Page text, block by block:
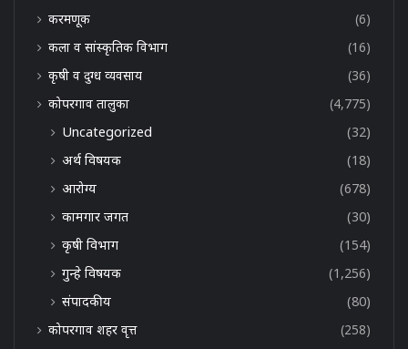
करमणूक
(6)
कला व सांस्कृतिक विभाग
(16)
कृषी व दुग्ध व्यवसाय
(36)
कोपरगाव तालुका
(4,775)
Uncategorized
(32)
अर्थ विषयक
(18)
आरोग्य
(678)
कामगार जगत
(30)
कृषी विभाग
(154)
गुन्हे विषयक
(1,256)
संपादकीय
(80)
कोपरगाव शहर वृत्त
(258)